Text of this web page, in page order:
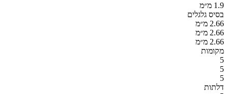
1.9 מ״מ
בסיס גלגלים
2.66 מ״מ
2.66 מ״מ
2.66 מ״מ
מקומות
5
5
5
דלתות